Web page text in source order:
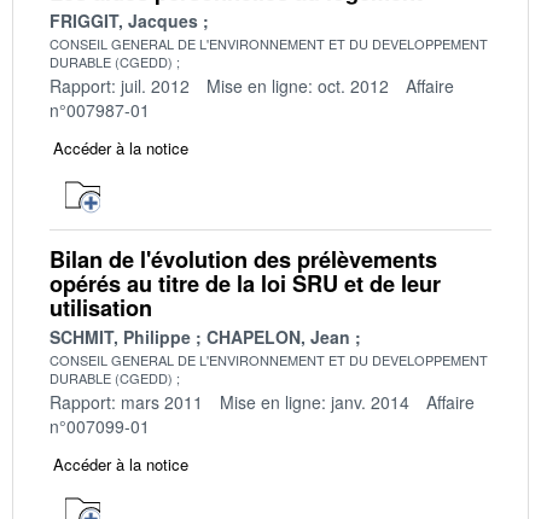
FRIGGIT, Jacques
CONSEIL GENERAL DE L'ENVIRONNEMENT ET DU DEVELOPPEMENT
DURABLE (CGEDD)
Rapport: juil. 2012 Mise en ligne: oct. 2012
Affaire
n°007987-01
Accéder à la notice
Bilan de l'évolution des prélèvements
opérés au titre de la loi SRU et de leur
utilisation
SCHMIT, Philippe CHAPELON, Jean
CONSEIL GENERAL DE L'ENVIRONNEMENT ET DU DEVELOPPEMENT
DURABLE (CGEDD)
Rapport: mars 2011 Mise en ligne: janv. 2014
Affaire
n°007099-01
Accéder à la notice